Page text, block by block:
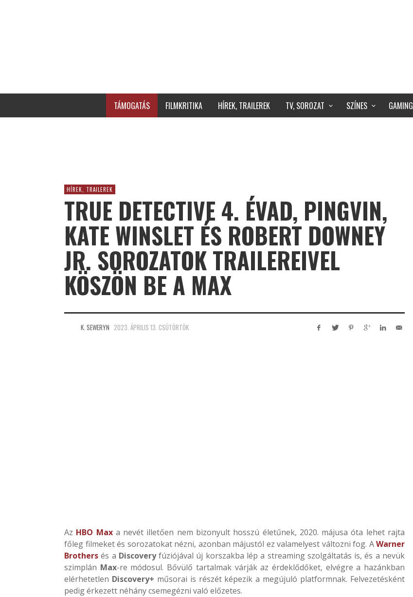
TÁMOGATÁS FILMKRITIKA HÍREK, TRAILEREK TV, SOROZAT SZÍNES GAMING
HÍREK, TRAILEREK
TRUE DETECTIVE 4. ÉVAD, PINGVIN,
KATE WINSLET ÉS ROBERT DOWNEY
JR. SOROZATOK TRAILEREIVEL
KÖSZÖN BE A MAX
K. SEWERYN 2023. ÁPRILIS 13. CSÜTÖRTÖK
Az HBO Maxa nevét illetően nem bizonyult hosszú életűnek, 2020. májusa óta lehet rajta
főleg filmeket és sorozatokat nézni, azonban májustól ez valamelyest változni fog. AWarner
Brothers és a Discoveryfúziójával új korszakba lép a streaming szolgáltatás is, és a nevük
szimplán Max-re módosul. Bővülő tartalmak várják az érdeklődőket, elvégre a hazánkban
elérhetetlen Discovery+ műsorai is részét képezik a megújuló platformnak. Felvezetésként
pedig érkezett néhány csemegézni való előzetes.